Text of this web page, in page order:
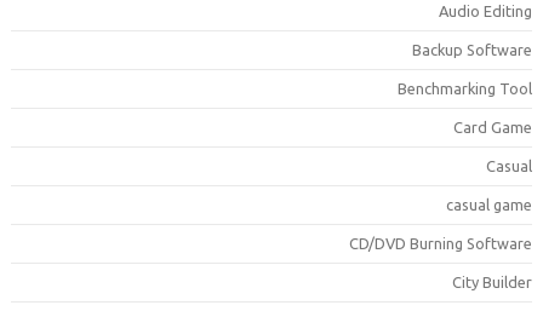
Audio
Backup
Benchmarking
Card
casual
CD/DVD Burning
City